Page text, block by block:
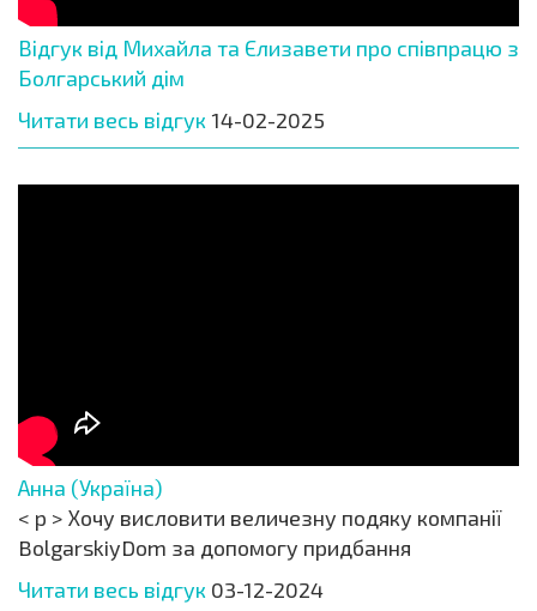
Відгук від Михайла та Єлизавети про співпрацю з
Болгарський дім
Читати весь відгук 14-02-2025
Анна (Україна)
< p > Хочу висловити величезну подяку компанії
BolgarskiyDom за допомогу придбання
Читати весь відгук 03-12-2024